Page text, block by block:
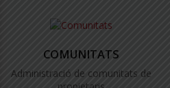
COMUNITATS
Administració de comunitats de